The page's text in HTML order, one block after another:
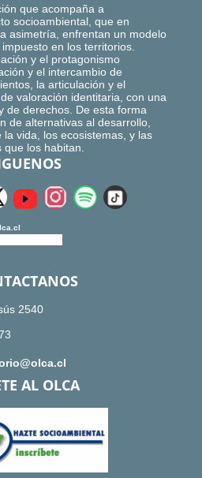
que acompaña a
socioambiental, que en
asimetría, enfrentan un modelo
en los territorios.
y el protagonismo
y el intercambio de
la articulación y el
valoración identitaria, con una
de derechos. De esta forma
de alternativas al desarrollo,
vida, los ecosistemas, y las
que los habitan.
2540
AL OLCA